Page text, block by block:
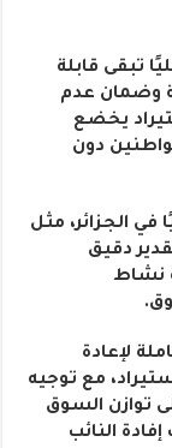
تبقى قابلة
وضمان عدم
يخضع
دون
في الجزائر، مثل
دقيق
نشاط
لإعادة
مع توجيه
توازن السوق
النائب